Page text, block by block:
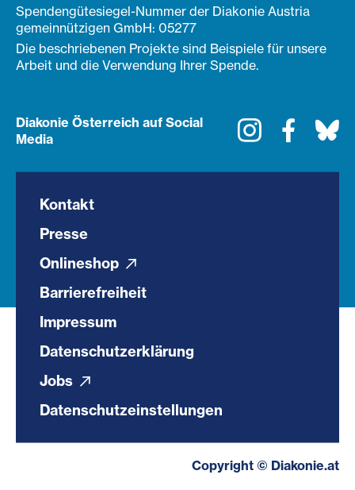
Spendengütesiegel-Nummer der Diakonie Austria
gemeinnützigen GmbH: 05277
Die beschriebenen Projekte sind Beispiele für unsere
Arbeit und die Verwendung Ihrer Spende.
Diakonie Österreich auf Social
Media
Instagram
Kontakt
Presse
Onlineshop
Barrierefreiheit
Impressum
Datenschutzerklärung
Jobs
Datenschutzeinstellungen
Copyright © Diakonie.at